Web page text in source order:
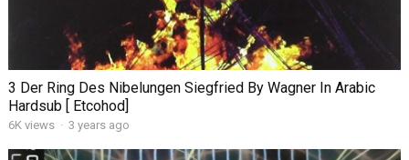
3 Der Ring Des Nibelungen Siegfried By Wagner In Arabic
Hardsub [ Etcohod]
6K views · 3 years ago